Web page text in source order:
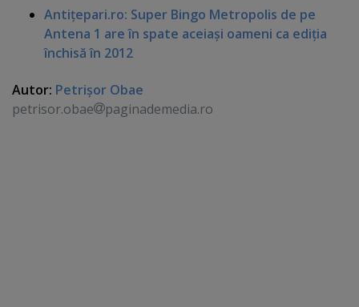
Antiţepari.ro: Super Bingo Metropolis de pe
Antena 1 are în spate aceiaşi oameni ca ediţia
închisă în 2012
Autor: Petrişor Obae
petrisor.obae
paginademedia.ro